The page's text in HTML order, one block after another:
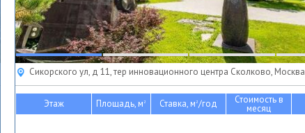
Сикорского ул, д 11, тер инновационного центра Сколково, Москва
Этаж Площадь, м2 Ставка, м2/год Стоимость в
месяц